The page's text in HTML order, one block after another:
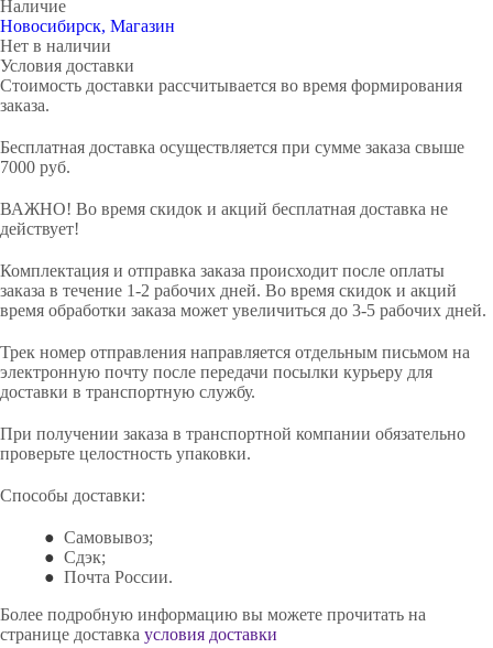
Наличие
Новосибирск, Магазин
Нет в наличии
Условия доставки
Стоимость доставки рассчитывается во время формирования
заказа.
Бесплатная доставка осуществляется при сумме заказа свыше
7000 руб.
ВАЖНО! Во время скидок и акций бесплатная доставка не
действует!
Комплектация и отправка заказа происходит после оплаты
заказа в течение 1-2 рабочих дней. Во время скидок и акций
время обработки заказа может увеличиться до 3-5 рабочих дней.
Трек номер отправления направляется отдельным письмом на
электронную почту после передачи посылки курьеру для
доставки в транспортную службу.
При получении заказа в транспортной компании обязательно
проверьте целостность упаковки.
Способы доставки:
Самовывоз;
Сдэк;
Почта России.
Более подробную информацию вы можете прочитать на
странице доставка условия доставки